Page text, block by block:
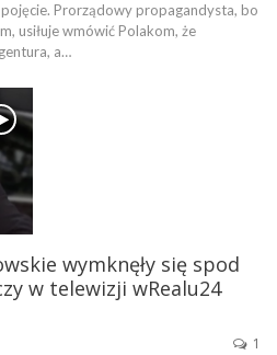
Prorządowy propagandysta, bo
usiłuje wmówić Polakom, że
a…
wymknęły się spod
w telewizji wRealu24
1